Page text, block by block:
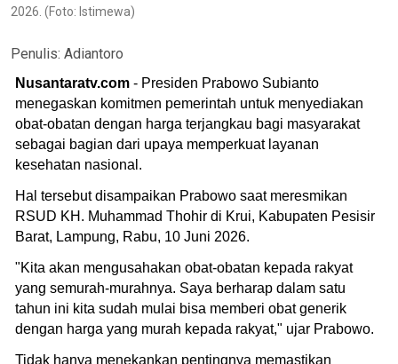
2026. (Foto: Istimewa)
Penulis: Adiantoro
Nusantaratv.com - Presiden Prabowo Subianto
menegaskan komitmen pemerintah untuk menyediakan
obat-obatan dengan harga terjangkau bagi masyarakat
sebagai bagian dari upaya memperkuat layanan
kesehatan nasional.
Hal tersebut disampaikan Prabowo saat meresmikan
RSUD KH. Muhammad Thohir di Krui, Kabupaten Pesisir
Barat, Lampung, Rabu, 10 Juni 2026.
"Kita akan mengusahakan obat-obatan kepada rakyat
yang semurah-murahnya. Saya berharap dalam satu
tahun ini kita sudah mulai bisa memberi obat generik
dengan harga yang murah kepada rakyat," ujar Prabowo.
Tidak hanya menekankan pentingnya memastikan